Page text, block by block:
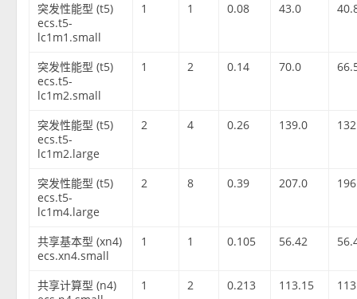
突发性能型 (t5)
ecs.t5-
lc1m1.small
1 1 0.08 43.0
突发性能型 (t5)
ecs.t5-
lc1m2.small
1 2 0.14 70.0
突发性能型 (t5)
ecs.t5-
lc1m2.large
2 4 0.26 139.0
突发性能型 (t5)
ecs.t5-
lc1m4.large
2 8 0.39 207.0
共享基本型 (xn4)
ecs.xn4.small
1 1 0.105 56.42
共享计算型 (n4)
1 2 0.213 113.15